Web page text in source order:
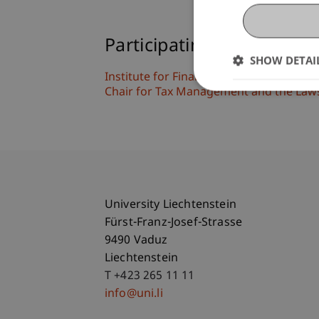
Participating Institutions
Institute for Financial Services
Chair for Tax Management and the
University Liechtenstein
Fürst-Franz-Josef-Strasse
9490 Vaduz
Liechtenstein
T +423 265 11 11
info@uni.li
SHOW